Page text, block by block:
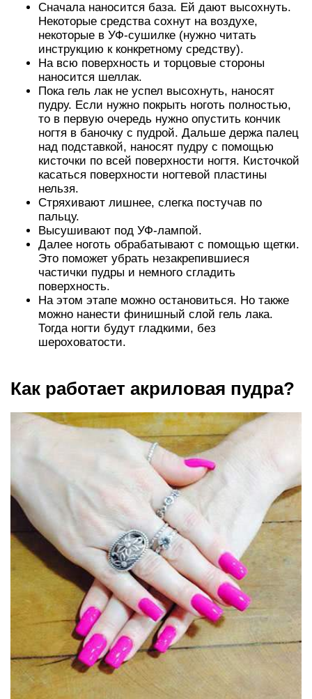
Сначала наносится база. Ей дают высохнуть.
Некоторые средства сохнут на воздухе,
некоторые в УФ-сушилке (нужно читать
инструкцию к конкретному средству).
На всю поверхность и торцовые стороны
наносится шеллак.
Пока гель лак не успел высохнуть, наносят
пудру. Если нужно покрыть ноготь полностью,
то в первую очередь нужно опустить кончик
ногтя в баночку с пудрой. Дальше держа палец
над подставкой, наносят пудру с помощью
кисточки по всей поверхности ногтя. Кисточкой
касаться поверхности ногтевой пластины
нельзя.
Стряхивают лишнее, слегка постучав по
пальцу.
Высушивают под УФ-лампой.
Далее ноготь обрабатывают с помощью щетки.
Это поможет убрать незакрепившиеся
частички пудры и немного сгладить
поверхность.
На этом этапе можно остановиться. Но также
можно нанести финишный слой гель лака.
Тогда ногти будут гладкими, без
шероховатости.
Как работает акриловая пудра?